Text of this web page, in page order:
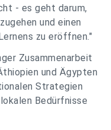
- es geht darum,
und einen
zu eröffnen."
Zusammenarbeit
und Ägypten
Strategien
Bedürfnisse